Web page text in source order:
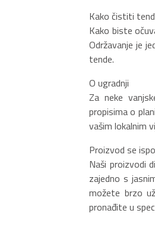
Kako čistiti
Kako biste
Održavanje je
tende.
O ugradnji
Za neke
propisima o
vašim lokalnim
Proizvod se
Naši proizvodi
zajedno s
možete brzo
pronađite u